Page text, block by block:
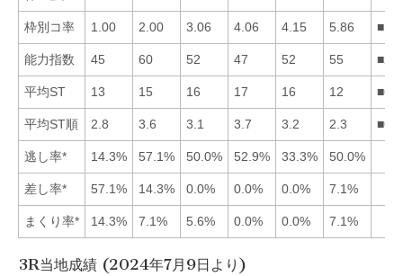
枠別コ率 1.00 2.00 3.06 4.06 4.15 5.86
能力指数 45 60 52 47 52 55
平均ST 13 15 16 17 16 12
平均ST順 2.8 3.6 3.1 3.7 3.2 2.3
逃し率* 14.3% 57.1% 50.0% 52.9% 33.3% 50.0%
差し率* 57.1% 14.3% 0.0% 0.0% 0.0% 7.1%
まくり率* 14.3% 7.1% 5.6% 0.0% 0.0% 7.1%
3R当地成績 (2024年7月9日より)